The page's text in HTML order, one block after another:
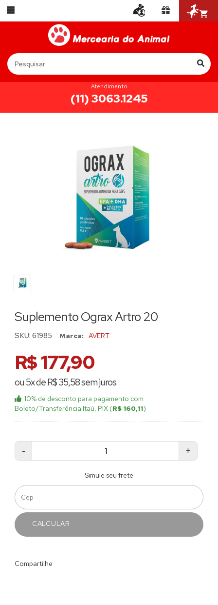
Atendimento
(11) 3063.1245
Suplemento Ograx Artro 20
SKU: 61985 Marca: AVERT
R$ 177,90
ou 5x de R$ 35,58 sem juros
10% de desconto para pagamento com
Boleto/Transferência Itaú, PIX (R$ 160,11)
- +
Simule seu frete
CALCULAR
Compartilhe